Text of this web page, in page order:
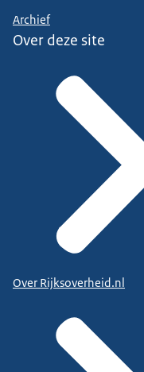
Archief
Over deze site
Over Rijksoverheid.nl